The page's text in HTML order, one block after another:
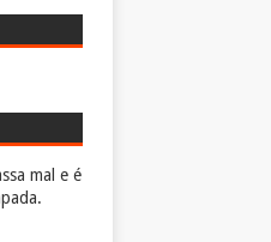
mal e é